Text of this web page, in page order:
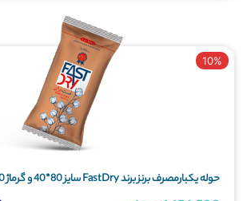
حوله یکبارمصرف برنز برند FastDry سایز 80*40 و گرماژ 50 - پک 50 عددی
10%